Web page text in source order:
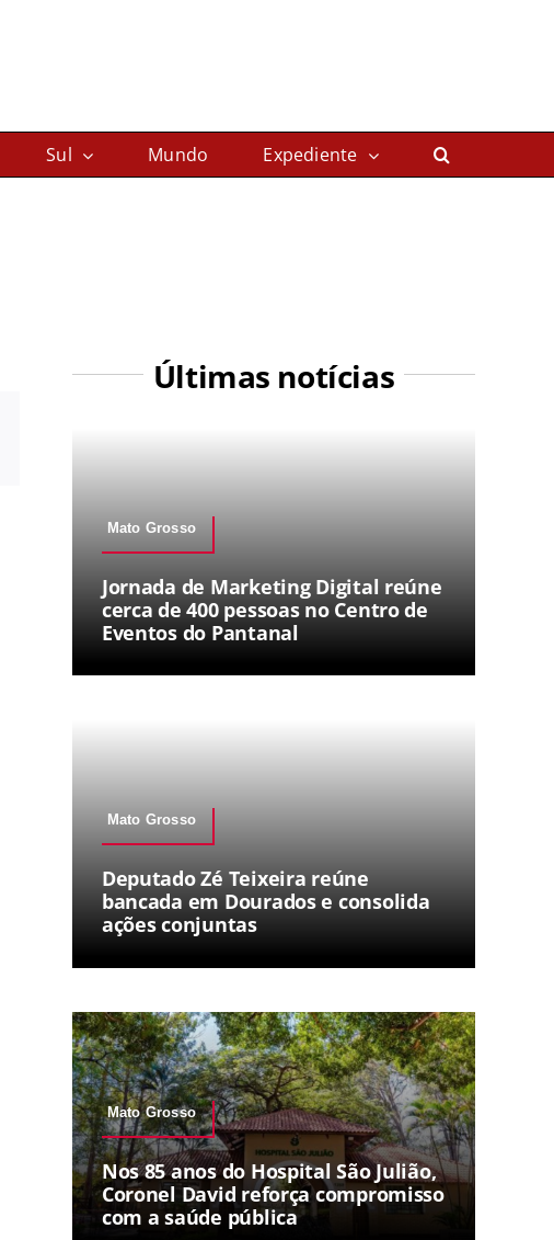
Sul Mundo Expediente
Últimas notícias
Mato Grosso
Jornada de Marketing Digital reúne
cerca de 400 pessoas no Centro de
Eventos do Pantanal
Mato Grosso
Deputado Zé Teixeira reúne
bancada em Dourados e consolida
ações conjuntas
Mato Grosso
Nos 85 anos do Hospital São Julião,
Coronel David reforça compromisso
com a saúde pública